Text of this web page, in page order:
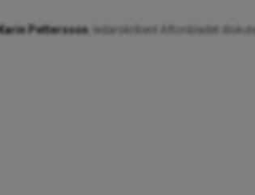
Pettersson , ledarskribent Aftonbladet